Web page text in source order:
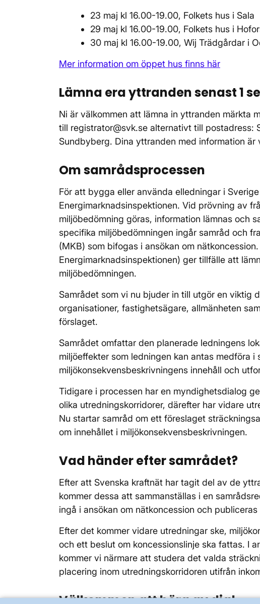
23 maj kl 16.00-19.00, Folkets hus i Sala
29 maj kl 16.00-19.00, Folkets hus i
30 maj kl 16.00-19.00, Wij Trädgårdar i
Mer information om öppet hus finns här
Lämna era yttranden senast 1
Ni är välkommen att lämna in yttranden märkta
till registrator@svk.se alternativt till postadress:
Sundbyberg. Dina yttranden med information
Om samrådsprocessen
För att bygga eller använda elledningar i
Energimarknadsinspektionen. Vid prövning av
miljöbedömning göras, information lämnas och
specifika miljöbedömningen ingår samråd och
(MKB) som bifogas i ansökan om
Energimarknadsinspektionen) ger tillfälle att
miljöbedömningen.
Samrådet som vi nu bjuder in till utgör en viktig
organisationer, fastighetsägare, allmänheten
förslaget.
Samrådet omfattar den planerade ledningens
miljöeffekter som ledningen kan antas medföra
miljökonsekvensbeskrivningens innehåll och
Tidigare i processen har en myndighetsdialog
olika utredningskorridorer, därefter har vidare
Nu startar samråd om ett föreslaget
om innehållet i miljökonsekvensbeskrivningen.
Vad händer efter samrådet?
Efter att Svenska kraftnät har tagit del av de
kommer dessa att sammanställas i en
ingå i ansökan om nätkoncession och
Efter det kommer vidare utredningar ske,
och ett beslut om koncessionslinje ska fattas. I
kommer vi närmare att studera det valda
placering inom utredningskorridoren utifrån
Välkommen att höra av dig!